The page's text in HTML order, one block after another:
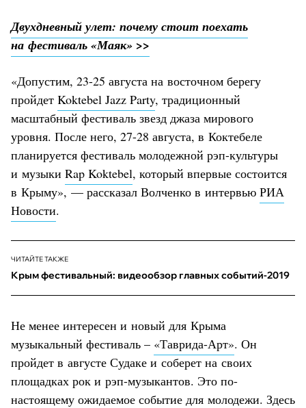
Двухдневный улет: почему стоит поехать
на фестиваль «Маяк» >>
«Допустим, 23-25 августа на восточном берегу
пройдет Koktebel Jazz Party, традиционный
масштабный фестиваль звезд джаза мирового
уровня. После него, 27-28 августа, в Коктебеле
планируется фестиваль молодежной рэп-культуры
и музыки Rap Koktebel, который впервые состоится
в Крыму», — рассказал Волченко в интервью РИА
Новости.
ЧИТАЙТЕ ТАКЖЕ
Крым фестивальный: видеообзор главных событий-2019
Не менее интересен и новый для Крыма
музыкальный фестиваль – «Таврида-Арт». Он
пройдет в августе Судаке и соберет на своих
площадках рок и рэп-музыкантов. Это по-
настоящему ожидаемое событие для молодежи. Здесь